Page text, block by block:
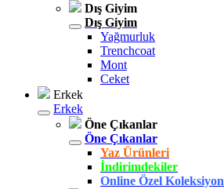
Dış Giyim
Dış Giyim
Yağmurluk
Trenchcoat
Mont
Ceket
Erkek
Erkek
Öne Çıkanlar
Öne Çıkanlar
Yaz Ürünleri
İndirimdekiler
Online Özel Koleksiyon